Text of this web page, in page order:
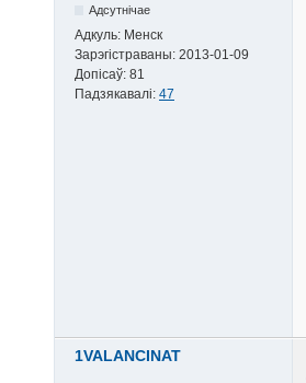
Адсутнічае
Адкуль: Менск
Зарэгістраваны: 2013-01-09
Допісаў: 81
Падзякавалі: 47
1VALANCINAT